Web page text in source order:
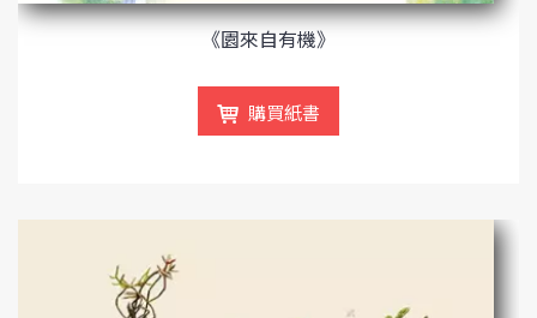
《園來自有機》
購買紙書